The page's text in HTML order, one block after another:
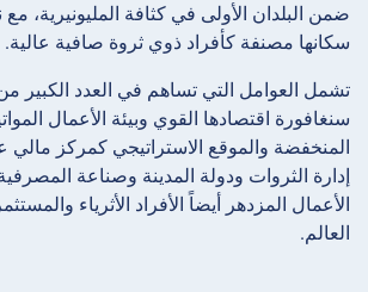
ضمن البلدان الأولى في كثافة المليونيرية،
سكانها مصنفة كأفراد ذوي ثروة صافية عالية.
تشمل العوامل التي تساهم في العدد الكبير من
سنغافورة اقتصادها القوي وبيئة الأعمال
المنخفضة والموقع الاستراتيجي كمركز
إدارة الثروات ودولة المدينة وصناعة
الأعمال المزدهر أيضاً الأفراد الأثرياء
العالم.